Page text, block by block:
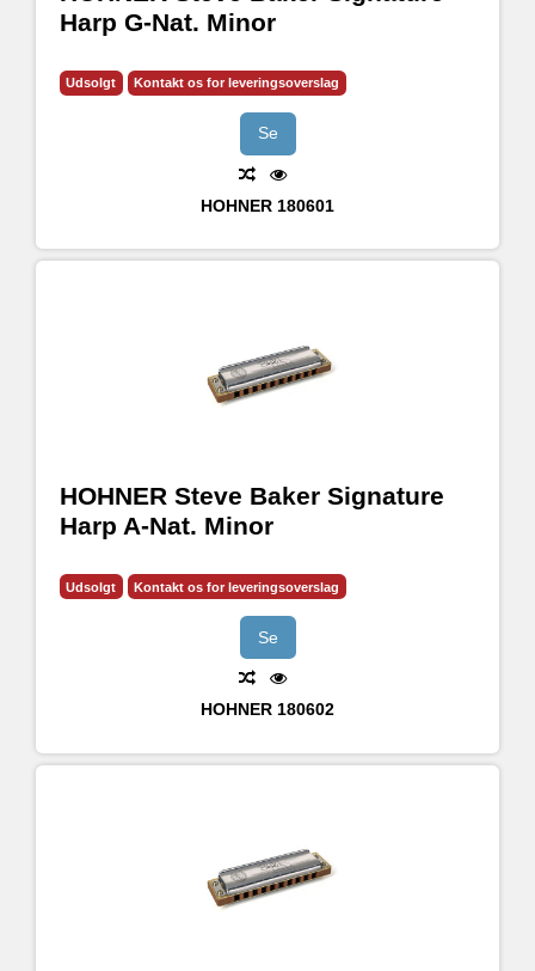
Harp G-Nat. Minor
Udsolgt Kontakt os for leveringsoverslag
Se
HOHNER 180601
HOHNER Steve Baker Signature
Harp A-Nat. Minor
Udsolgt Kontakt os for leveringsoverslag
Se
HOHNER 180602